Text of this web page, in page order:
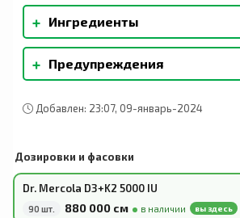
Взрослым в качестве пищевой
принимать по (одной) 1 капсуле в
время еды.
+ Ингредиенты
Рисовая шелуха, глицерол
мальтодекстрин,
листьев розмарина.
+ Предупреждения
антикоагулянты, такие как
если защитная пленка
применением в период
наличии каких-либо заболеваний
проконсультироваться с врачом.
Добавлен: 23:07, 09-январь-2024
Дозировки и фасовки
Dr. Mercola D3+K2 5000 IU
90 шт. 880 000 сӯм в наличии вы здесь